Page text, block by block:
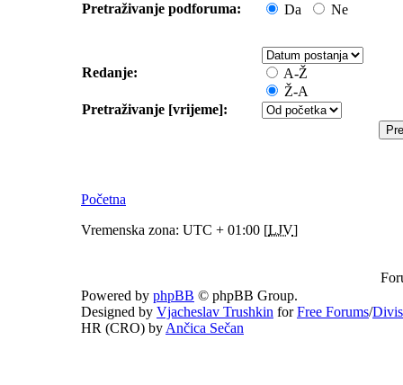
Pretraživanje podforuma: Da Ne
Redanje:
A-Ž
Ž-A
Pretraživanje [vrijeme]:
Početna
Vremenska zona: UTC + 01:00 [LJV]
Powered by phpBB © phpBB Group.
Designed by Vjacheslav Trushkin forFree Forums/
HR (CRO) by Ančica Sečan